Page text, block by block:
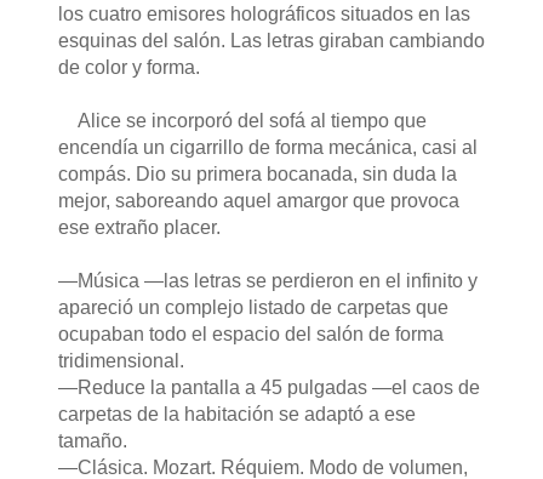
los cuatro emisores holográficos situados en las
esquinas del salón. Las letras giraban cambiando
de color y forma.
Alice se incorporó del sofá al tiempo que
encendía un cigarrillo de forma mecánica, casi al
compás. Dio su primera bocanada, sin duda la
mejor, saboreando aquel amargor que provoca
ese extraño placer.
—Música —las letras se perdieron en el infinito y
apareció un complejo listado de carpetas que
ocupaban todo el espacio del salón de forma
tridimensional.
—Reduce la pantalla a 45 pulgadas —el caos de
carpetas de la habitación se adaptó a ese
tamaño.
—Clásica. Mozart. Réquiem. Modo de volumen,